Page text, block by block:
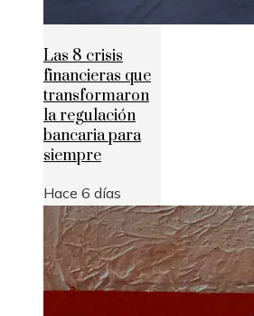
Las 8 crisis
financieras que
transformaron
la regulación
bancaria para
siempre
Hace 6 días